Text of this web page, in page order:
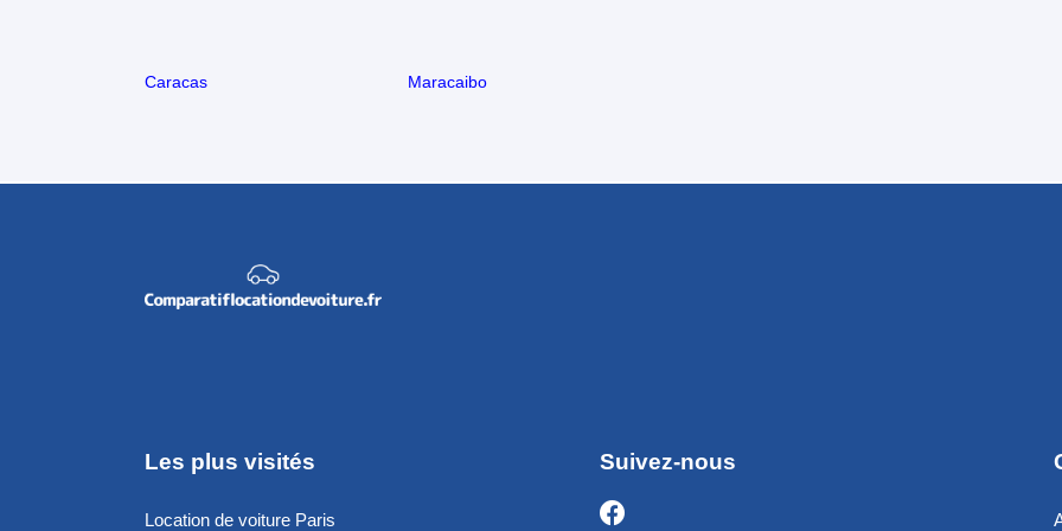
Caracas Maracaibo
Les plus visités
Location de voiture Paris
Suivez-nous